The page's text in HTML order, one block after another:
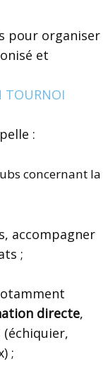
pour organiser
et
TOURNOI
:
concernant la
accompagner
;
directe,
;